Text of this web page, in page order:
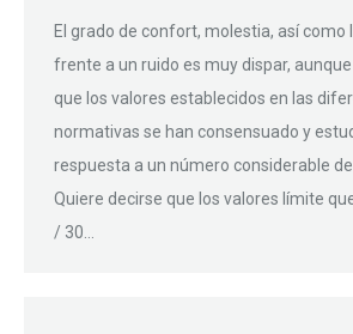
El grado de confort, molestia, así como
frente a un ruido es muy dispar,
que los valores establecidos en las
normativas se han consensuado y
respuesta a un número considerable
Quiere decirse que los valores límite
/ 30…